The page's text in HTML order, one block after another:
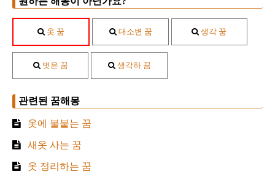
옷 꿈 대소변 꿈 생각 꿈
벗은 꿈 생각하 꿈
관련된 꿈해몽
옷에 불붙는 꿈
새옷 사는 꿈
옷 정리하는 꿈